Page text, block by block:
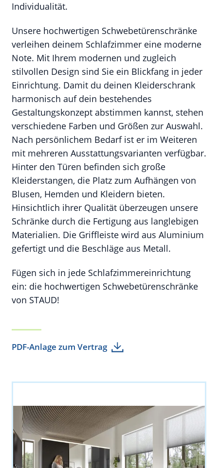
Individualität.
Unsere hochwertigen Schwebetürenschränke
verleihen deinem Schlafzimmer eine moderne
Note. Mit Ihrem modernen und zugleich
stilvollen Design sind Sie ein Blickfang in jeder
Einrichtung. Damit du deinen Kleiderschrank
harmonisch auf dein bestehendes
Gestaltungskonzept abstimmen kannst, stehen
verschiedene Farben und Größen zur Auswahl.
Nach persönlichem Bedarf ist er im Weiteren
mit mehreren Ausstattungsvarianten verfügbar.
Hinter den Türen befinden sich große
Kleiderstangen, die Platz zum Aufhängen von
Blusen, Hemden und Kleidern bieten.
Hinsichtlich ihrer Qualität überzeugen unsere
Schränke durch die Fertigung aus langlebigen
Materialien. Die Griffleiste wird aus Aluminium
gefertigt und die Beschläge aus Metall.
Fügen sich in jede Schlafzimmereinrichtung
ein: die hochwertigen Schwebetürenschränke
von STAUD!
PDF-Anlage zum Vertrag